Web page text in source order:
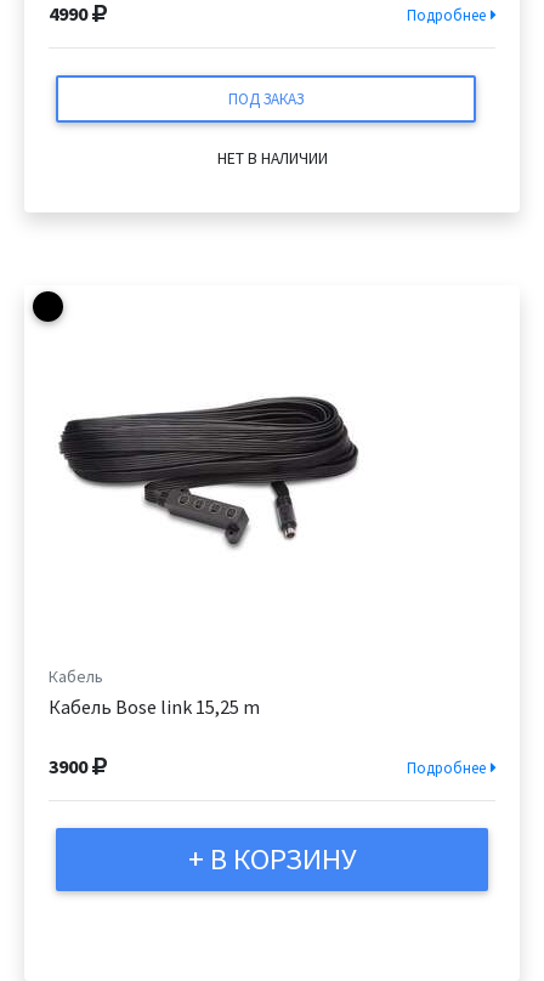
4990 Подробнее
ПОД ЗАКАЗ
НЕТ В НАЛИЧИИ
Кабель
Кабель Bose link 15,25 m
3900 Подробнее
+ В КОРЗИНУ